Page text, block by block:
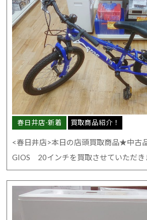
春日井店-新着 買取商品紹介！
<春日井店>本日の店頭買取商品★中
GIOS 20インチを買取させていただき